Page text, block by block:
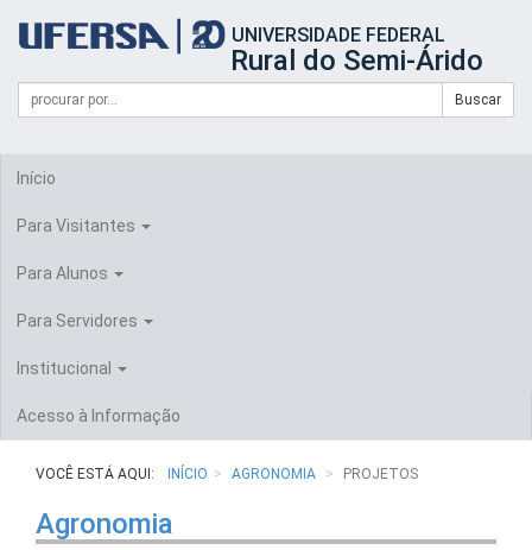
portal
UFERSA
UNIVERSIDADE FEDERAL
Rural do Semi-Árido
Formulário
Busca
Campo
de
Buscar
Início
Para Visitantes
Para Alunos
Para Servidores
Institucional
Acesso à Informação
VOCÊ ESTÁ AQUI: INÍCIO AGRONOMIA PROJETOS
Agronomia